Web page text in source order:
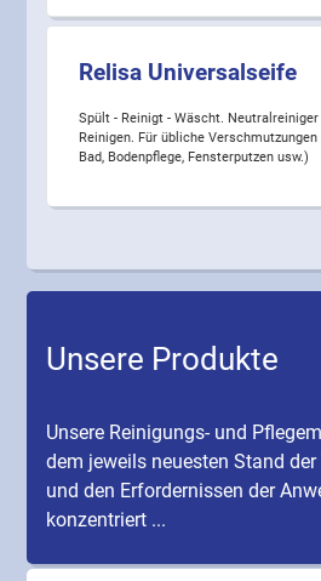
Relisa Universalseife
Spült - Reinigt - Wäscht.
Reinigen. Für übliche
Bad, Bodenpflege, Fensterputzen usw.)
Unsere Produkte
Unsere Reinigungs- und
dem jeweils neuesten Stand
und den Erfordernissen der
konzentriert ...